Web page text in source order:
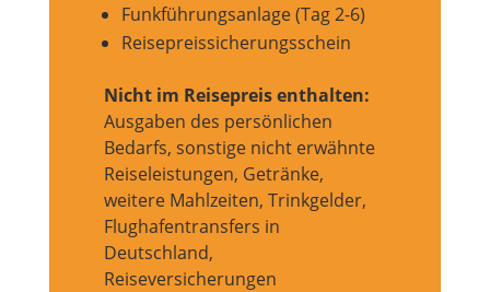
Funkführungsanlage (Tag 2-6)
Reisepreissicherungsschein
Nicht im Reisepreis enthalten:
Ausgaben des persönlichen
Bedarfs, sonstige nicht erwähnte
Reiseleistungen, Getränke,
weitere Mahlzeiten, Trinkgelder,
Flughafentransfers in
Deutschland,
Reiseversicherungen